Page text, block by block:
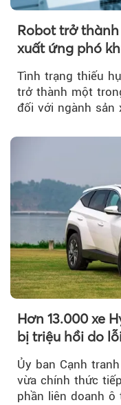
Robot trở
xuất ứng phó
Tình trạng thiếu
trở thành một
đối với ngành sản
Hơn 13.000 xe
bị triệu hồi do
Ủy ban Cạnh
vừa chính thức
phần liên doanh ô